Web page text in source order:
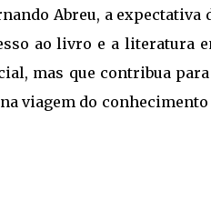
Abreu, a
ao livro e a literatura
mas que contribua
viagem do